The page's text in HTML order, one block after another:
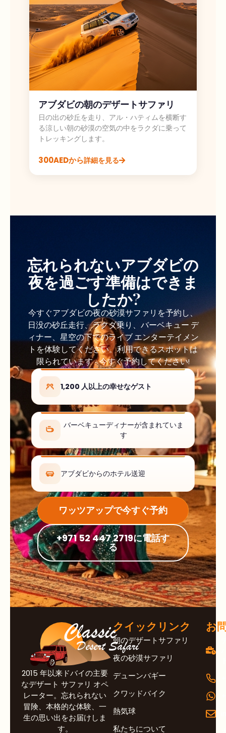
アブダビの朝のデザートサファリ
日の出の砂丘を走り、アル・ハティムを横断す
る涼しい朝の砂漠の空気の中をラクダに乗って
トレッキングします。
300AEDから詳細を見る
忘れられないアブダビの
夜を過ごす準備はできま
したか?
今すぐアブダビの夜の砂漠サファリを予約し、
日没の砂丘走行、ラクダ乗り、バーベキュー デ
ィナー、星空の下でのライブ エンターテイメン
トを体験してください。利用できるスポットは
限られています - 今すぐ予約してください!
1,200 人以上の幸せなゲスト
バーベキューディナーが含まれていま
す
アブダビからのホテル送迎
ワッツアップで今すぐ予約
+971 52 447 2719に電話す
る
2015 年以来ドバイの主要
なデザート サファリ オペ
レーター。忘れられない
冒険、本格的な体験、一
生の思い出をお届けしま
す。
クイックリンク
朝のデザートサファリ
夜の砂漠サファリ
デューンバギー
クワッドバイク
熱気球
私たちについて
お